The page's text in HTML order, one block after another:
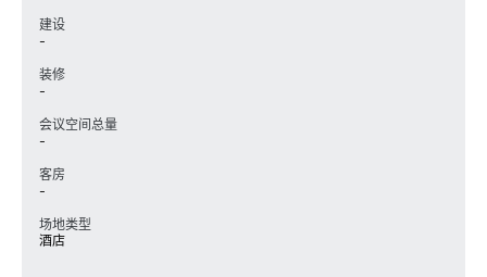
建设
-
装修
-
会议空间总量
-
客房
-
场地类型
酒店